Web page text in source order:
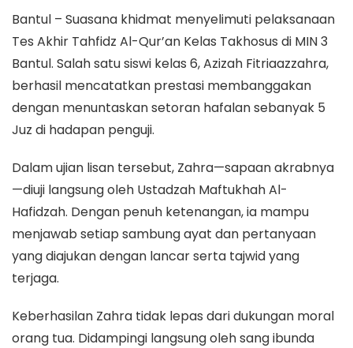
Bantul – Suasana khidmat menyelimuti pelaksanaan
Tes Akhir Tahfidz Al-Qur’an Kelas Takhosus di MIN 3
Bantul. Salah satu siswi kelas 6, Azizah Fitriaazzahra,
berhasil mencatatkan prestasi membanggakan
dengan menuntaskan setoran hafalan sebanyak 5
Juz di hadapan penguji.
​Dalam ujian lisan tersebut, Zahra—sapaan akrabnya
—diuji langsung oleh Ustadzah Maftukhah Al-
Hafidzah. Dengan penuh ketenangan, ia mampu
menjawab setiap sambung ayat dan pertanyaan
yang diajukan dengan lancar serta tajwid yang
terjaga.
​Keberhasilan Zahra tidak lepas dari dukungan moral
orang tua. Didampingi langsung oleh sang ibunda